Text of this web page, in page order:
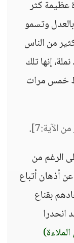
عظيمة كثر
وتسمو
من الناس
إنها تلك
خمس مرات
الآية:7] .
الرغم من
أذهان أتباع
بقناع
انحدرا